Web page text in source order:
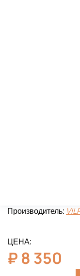
Производитель:
ЦЕНА:
₽ 8 350